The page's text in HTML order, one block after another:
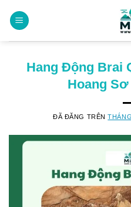
đến
Hang Động Brai
Hoang
ĐÃ ĐĂNG TRÊN